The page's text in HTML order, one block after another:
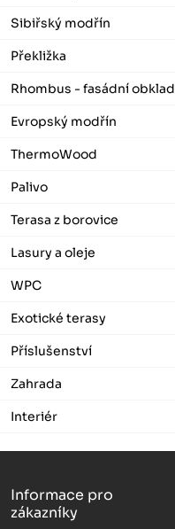
Sibiřský modřín
Překližka
Rhombus - fasádní obklad
Evropský modřín
ThermoWood
Palivo
Terasa z borovice
Lasury a oleje
WPC
Exotické terasy
Příslušenství
Zahrada
Interiér
Informace pro
zákazníky